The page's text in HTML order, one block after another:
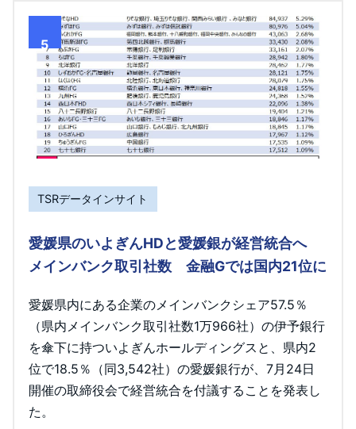
5
TSRデータインサイト
愛媛県のいよぎんHDと愛媛銀が経営統合へ
メインバンク取引社数 金融Gでは国内21位に
愛媛県内にある企業のメインバンクシェア57.5％
（県内メインバンク取引社数1万966社）の伊予銀行
を傘下に持ついよぎんホールディングスと、県内2
位で18.5％（同3,542社）の愛媛銀行が、7月24日
開催の取締役会で経営統合を付議することを発表し
た。